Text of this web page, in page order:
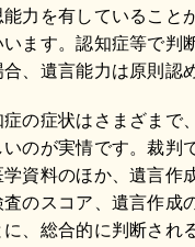
力を有していること
ます。認知症等で判
、遺言能力は原則認
症の症状はさまざまで
のが実情です。裁判
学資料のほか、遺言作
のスコア、遺言作成
、総合的に判断され